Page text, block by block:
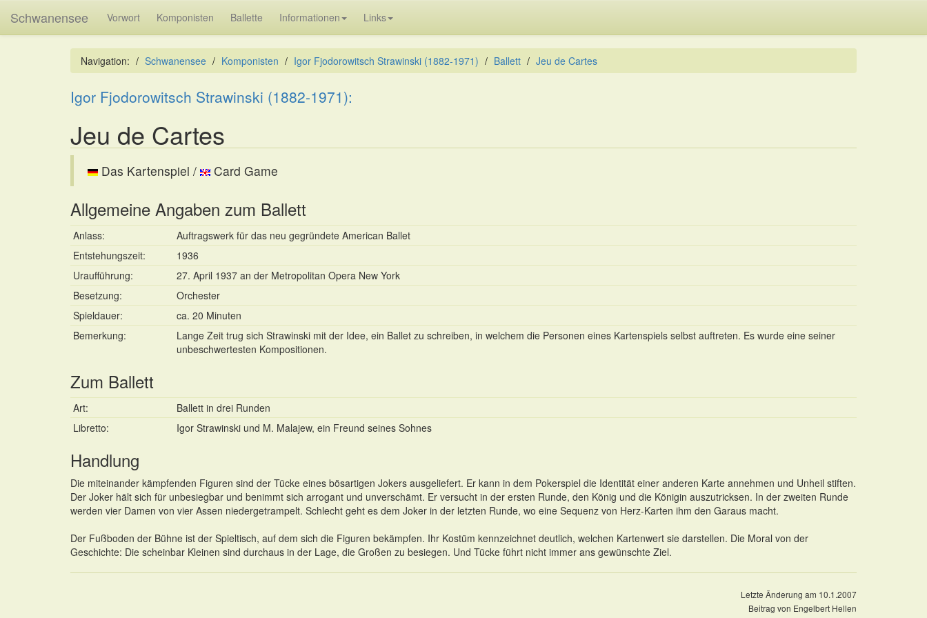
Schwanensee Vorwort Komponisten Ballette Informationen Links
Navigation: Schwanensee Komponisten Igor Fjodorowitsch Strawinski (1882-1971) Ballett Jeu de Cartes
Igor Fjodorowitsch Strawinski (1882-1971):
Jeu de Cartes
Das Kartenspiel / Card Game
Allgemeine Angaben zum Ballett
Anlass:
Auftragswerk für das neu gegründete American Ballet
Entstehungszeit:
1936
Uraufführung:
27. April 1937 an der Metropolitan Opera New York
Besetzung:
Orchester
Spieldauer:
ca. 20 Minuten
Bemerkung:
Lange Zeit trug sich Strawinski mit der Idee, ein Ballet zu schreiben, in welchem die Personen eines Kartenspiels selbst auftreten. Es wurde eine seiner
unbeschwertesten Kompositionen.
Zum Ballett
Art:
Ballett in drei Runden
Libretto:
Igor Strawinski und M. Malajew, ein Freund seines Sohnes
Handlung
Die miteinander kämpfenden Figuren sind der Tücke eines bösartigen Jokers ausgeliefert. Er kann in dem Pokerspiel die Identität einer anderen Karte annehmen und Unheil stiften.
Der Joker hält sich für unbesiegbar und benimmt sich arrogant und unverschämt. Er versucht in der ersten Runde, den König und die Königin auszutricksen. In der zweiten Runde
werden vier Damen von vier Assen niedergetrampelt. Schlecht geht es dem Joker in der letzten Runde, wo eine Sequenz von Herz-Karten ihm den Garaus macht.
Der Fußboden der Bühne ist der Spieltisch, auf dem sich die Figuren bekämpfen. Ihr Kostüm kennzeichnet deutlich, welchen Kartenwert sie darstellen. Die Moral von der
Geschichte: Die scheinbar Kleinen sind durchaus in der Lage, die Großen zu besiegen. Und Tücke führt nicht immer ans gewünschte Ziel.
Letzte Änderung am 10.1.2007
Beitrag von Engelbert Hellen